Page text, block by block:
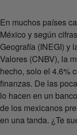
En muchos países
México y según
Geografía (INEGI) y
Valores (CNBV), la
hecho, solo el 4.6%
finanzas. De las
lo hacen en un
de los mexicanos
en una tanda. ¿Te